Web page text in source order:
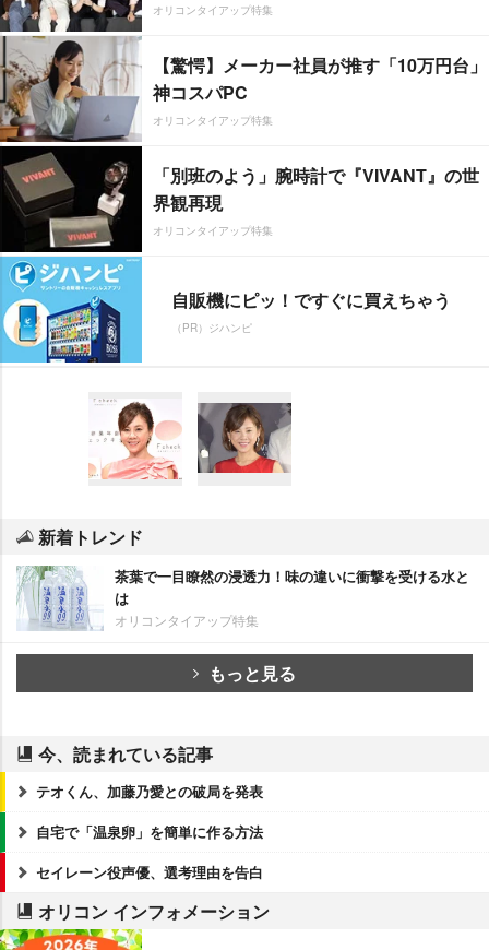
オリコンタイアップ特集
【驚愕】メーカー社員が推す「10万円台」
神コスパPC
オリコンタイアップ特集
「別班のよう」腕時計で『VIVANT』の世
界観再現
オリコンタイアップ特集
自販機にピッ！ですぐに買えちゃう
（PR）ジハンピ
新着トレンド
茶葉で一目瞭然の浸透力！味の違いに衝撃を受ける水と
は
オリコンタイアップ特集
もっと見る
今、読まれている記事
テオくん、加藤乃愛との破局を発表
自宅で「温泉卵」を簡単に作る方法
セイレーン役声優、選考理由を告白
オリコン インフォメーション